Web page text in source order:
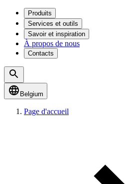
Produits
Services et outils
Savoir et inspiration
À propos de nous
Contacts
Belgium
Page d'accueil